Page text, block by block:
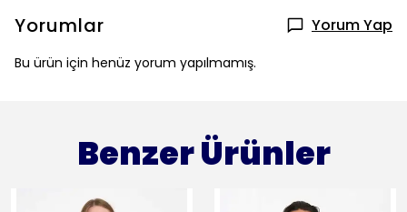
Yorumlar Yorum Yap
Bu ürün için henüz yorum yapılmamış.
Benzer Ürünler